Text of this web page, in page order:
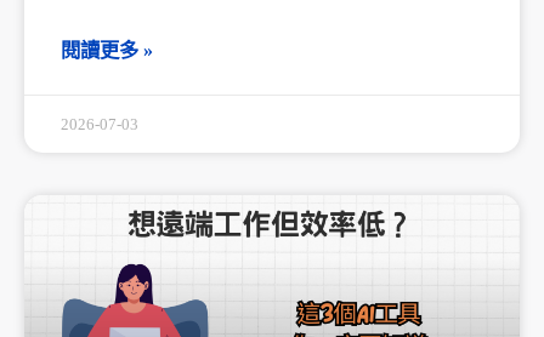
閱讀更多 »
2026-07-03